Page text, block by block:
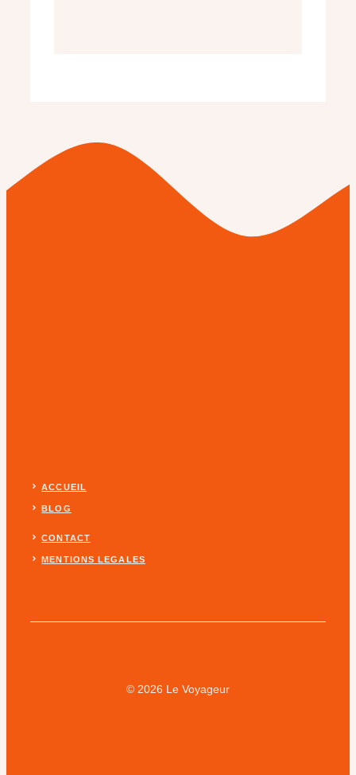
ACCUEIL
BLOG
CONTACT
MENTIONS LEGALES
© 2026 Le Voyageur